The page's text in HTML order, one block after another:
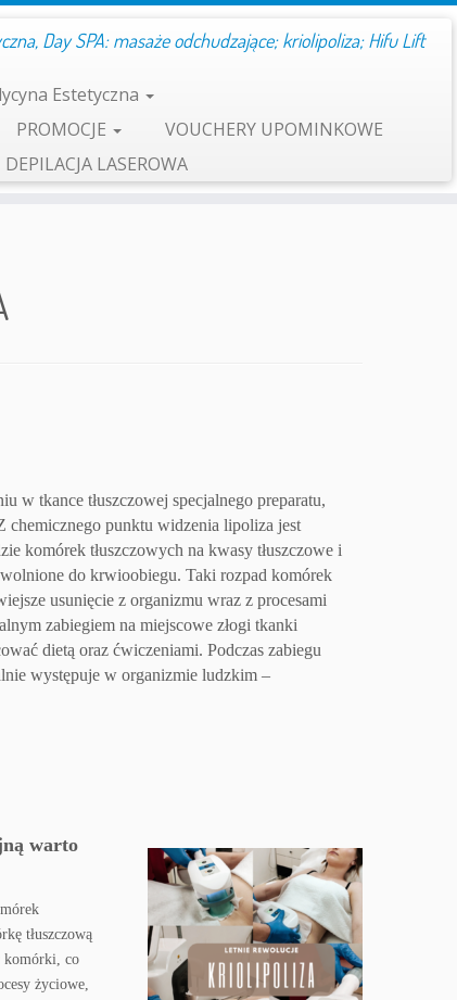
Day SPA: masaże odchudzające; kriolipoliza; Hifu Lift
Estetyczna
PROMOCJE
VOUCHERY UPOMINKOWE
DEPILACJA LASEROWA
w tkance tłuszczowej specjalnego preparatu,
chemicznego punktu widzenia lipoliza jest
komórek tłuszczowych na kwasy tłuszczowe i
do krwioobiegu.Taki rozpad komórek
usunięcie z organizmu wraz z procesami
zabiegiem na miejscowe złogi tkanki
dietą oraz ćwiczeniami.Podczas zabiegu
występuje w organizmie ludzkim –
warto
tłuszczową
komórki, co
życiowe,